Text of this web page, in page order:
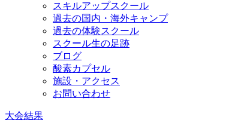
スキルアップスクール
過去の国内・海外キャンプ
過去の体験スクール
スクール生の足跡
ブログ
酸素カプセル
施設・アクセス
お問い合わせ
大会結果